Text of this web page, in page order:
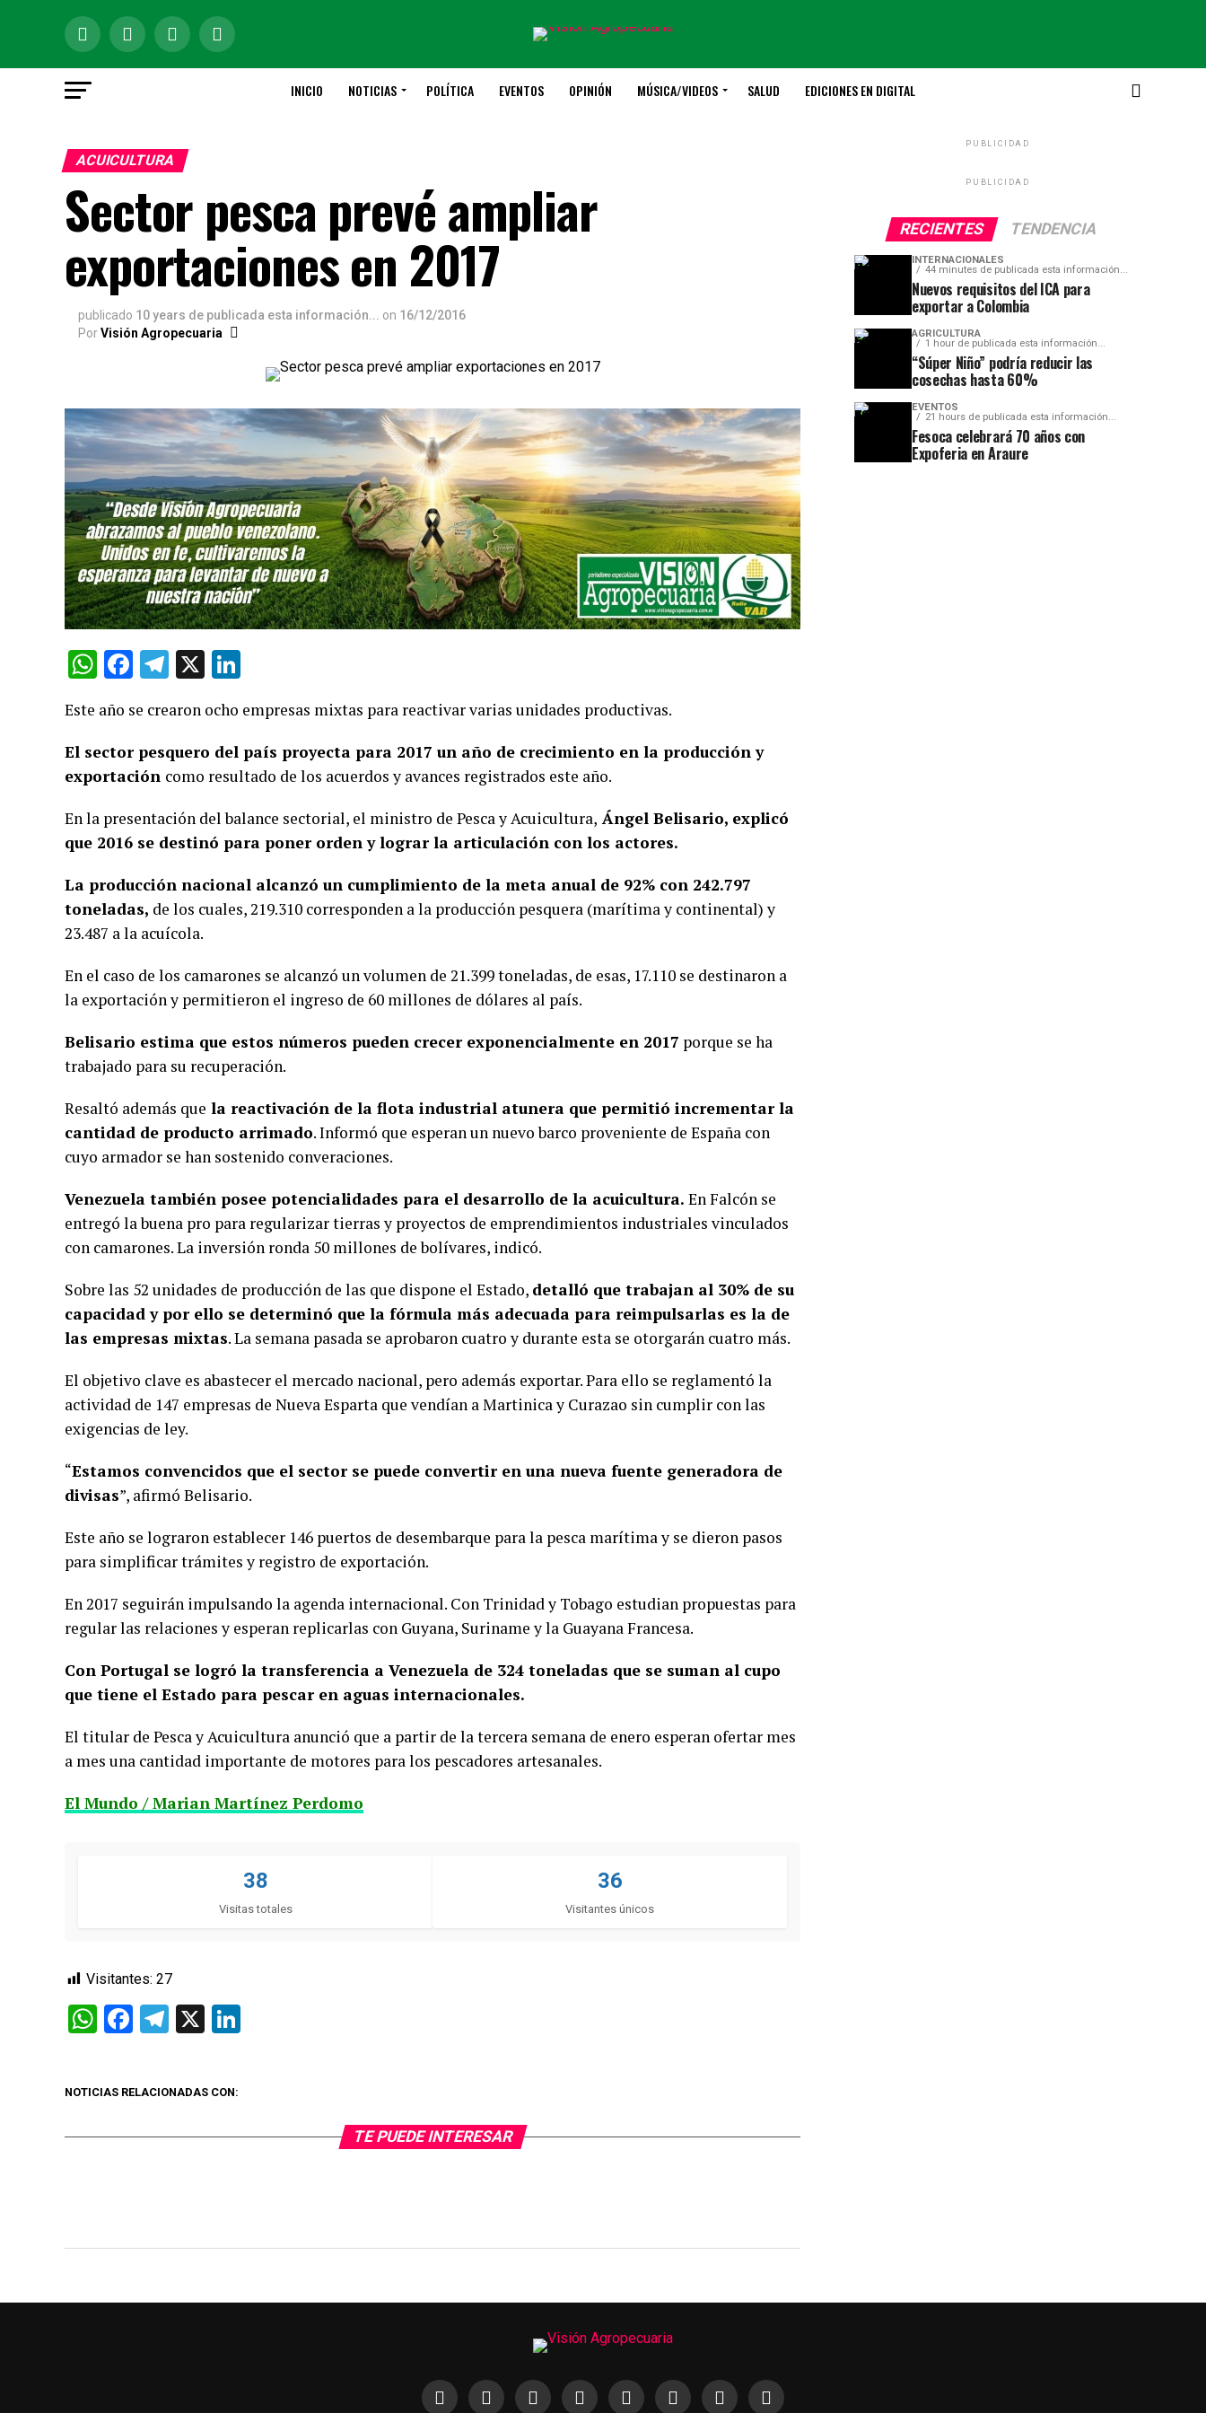
INICIO NOTICIAS POLÍTICA EVENTOS OPINIÓN MÚSICA/VIDEOS SALUD EDICIONES EN DIGITAL
ACUICULTURA
Sector pesca prevé ampliar
exportaciones en 2017
publicado 10 years de publicada esta información... on 16/12/2016
PorVisión Agropecuaria
WhatsApp
Facebook
Telegram
X
Este año se crearon ocho empresas mixtas para reactivar varias unidades productivas.
El sector pesquero del país proyecta para 2017 un año de crecimiento en la producción y
exportación como resultado de los acuerdos y avances registrados este año.
En la presentación del balance sectorial, el ministro de Pesca y Acuicultura, Ángel Belisario, explicó
que 2016 se destinó para poner orden y lograr la articulación con los actores.
La producción nacional alcanzó un cumplimiento de la meta anual de 92% con 242.797
toneladas, de los cuales, 219.310 corresponden a la producción pesquera (marítima y continental) y
23.487 a la acuícola.
En el caso de los camarones se alcanzó un volumen de 21.399 toneladas, de esas, 17.110 se destinaron a
la exportación y permitieron el ingreso de 60 millones de dólares al país.
Belisario estima que estos números pueden crecer exponencialmente en 2017 porque se ha
trabajado para su recuperación.
Resaltó además que la reactivación de la flota industrial atunera que permitió incrementar la
cantidad de producto arrimado. Informó que esperan un nuevo barco proveniente de España con
cuyo armador se han sostenido converaciones.
Venezuela también posee potencialidades para el desarrollo de la acuicultura. En Falcón se
entregó la buena pro para regularizar tierras y proyectos de emprendimientos industriales vinculados
con camarones. La inversión ronda 50 millones de bolívares, indicó.
Sobre las 52 unidades de producción de las que dispone el Estado, detalló que trabajan al 30% de su
capacidad y por ello se determinó que la fórmula más adecuada para reimpulsarlas es la de
las empresas mixtas. La semana pasada se aprobaron cuatro y durante esta se otorgarán cuatro más.
El objetivo clave es abastecer el mercado nacional, pero además exportar. Para ello se reglamentó la
actividad de 147 empresas de Nueva Esparta que vendían a Martinica y Curazao sin cumplir con las
exigencias de ley.
“Estamos convencidos que el sector se puede convertir en una nueva fuente generadora de
divisas”, afirmó Belisario.
Este año se lograron establecer 146 puertos de desembarque para la pesca marítima y se dieron pasos
para simplificar trámites y registro de exportación.
En 2017 seguirán impulsando la agenda internacional. Con Trinidad y Tobago estudian propuestas para
regular las relaciones y esperan replicarlas con Guyana, Suriname y la Guayana Francesa.
Con Portugal se logró la transferencia a Venezuela de 324 toneladas que se suman al cupo
que tiene el Estado para pescar en aguas internacionales.
El titular de Pesca y Acuicultura anunció que a partir de la tercera semana de enero esperan ofertar mes
a mes una cantidad importante de motores para los pescadores artesanales.
El Mundo / Marian Martínez Perdomo
38
Visitas totales
36
Visitantes únicos
Visitantes: 27
WhatsApp
Facebook
Telegram
X
NOTICIAS RELACIONADAS CON:
TE PUEDE INTERESAR
PUBLICIDAD
PUBLICIDAD
RECIENTES TENDENCIA
INTERNACIONALES
44 minutes de publicada esta información...
Nuevos requisitos del ICA para
exportar a Colombia
AGRICULTURA
1 hour de publicada esta información...
“Súper Niño” podría reducir las
cosechas hasta 60%
EVENTOS
21 hours de publicada esta información...
Fesoca celebrará 70 años con
Expoferia en Araure